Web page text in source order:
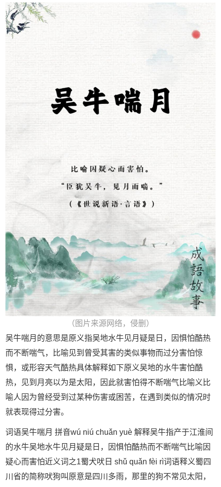
（图片来源网络，侵删）
吴牛喘月的意思是原义指吴地水牛见月疑是日，因惧怕酷热
而不断喘气，比喻见到曾受其害的类似事物而过分害怕惊
惧，或形容天气酷热具体解释如下原义吴地的水牛害怕酷
热，见到月亮以为是太阳，因此就害怕得不断喘气比喻义比
喻人因为曾经受到过某种伤害或困苦，在遇到类似的情况时
就表现得过分害。
词语吴牛喘月 拼音wú niú chuǎn yuè 解释吴牛指产于江淮间
的水牛吴地水牛见月疑是日，因惧怕酷热而不断喘气比喻因
疑心而害怕近义词之1蜀犬吠日 shǔ quǎn fèi rì词语释义蜀四
川省的简称吠狗叫原意是四川多雨，那里的狗不常见太阳，